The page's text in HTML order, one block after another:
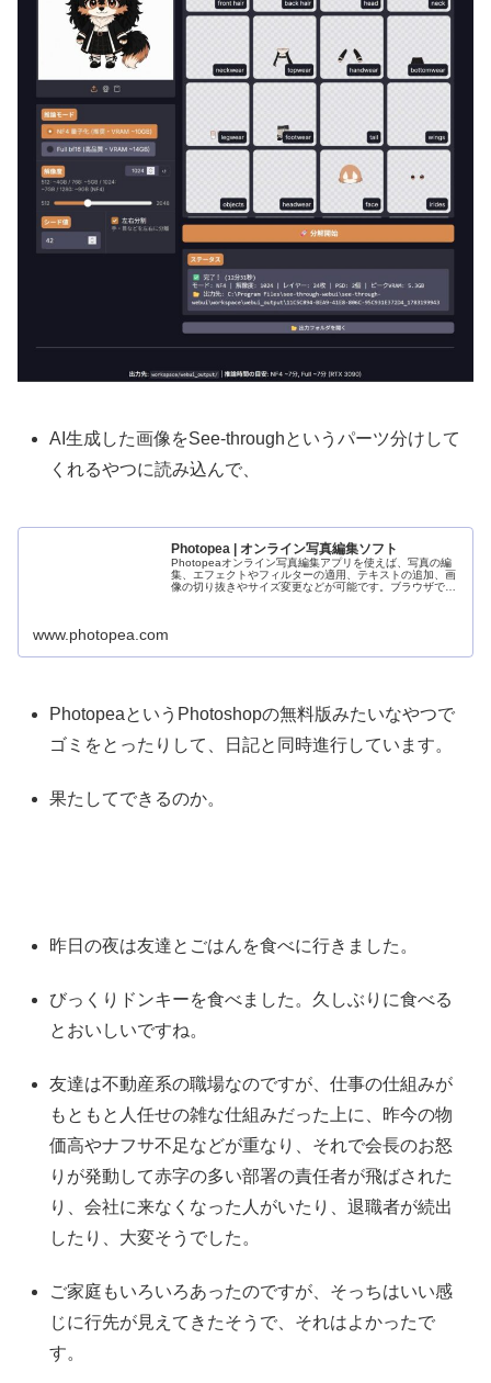
AI生成した画像をSee-throughというパーツ分けして
くれるやつに読み込んで、
Photopea | オンライン写真編集ソフト
Photopeaオンライン写真編集アプリを使えば、写真の編
集、エフェクトやフィルターの適用、テキストの追加、画
像の切り抜きやサイズ変更などが可能です。ブラウザでオ
www.photopea.com
PhotopeaというPhotoshopの無料版みたいなやつで
ゴミをとったりして、日記と同時進行しています。
果たしてできるのか。
昨日の夜は友達とごはんを食べに行きました。
びっくりドンキーを食べました。久しぶりに食べる
とおいしいですね。
友達は不動産系の職場なのですが、仕事の仕組みが
もともと人任せの雑な仕組みだった上に、昨今の物
価高やナフサ不足などが重なり、それで会長のお怒
りが発動して赤字の多い部署の責任者が飛ばされた
り、会社に来なくなった人がいたり、退職者が続出
したり、大変そうでした。
ご家庭もいろいろあったのですが、そっちはいい感
じに行先が見えてきたそうで、それはよかったで
す。